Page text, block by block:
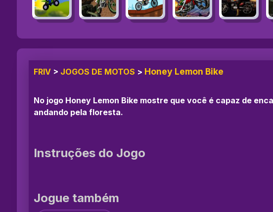
FRIV > JOGOS DE MOTOS > Honey Lemon Bike
No jogo Honey Lemon Bike mostre que você é capaz de
andando pela floresta.
Instruções do Jogo
Jogue também